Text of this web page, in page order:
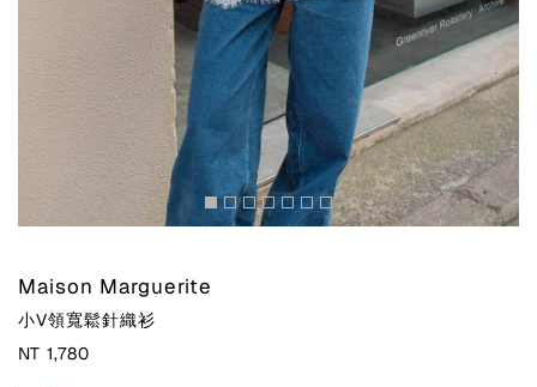
Maison Marguerite
小V領寬鬆針織衫
NT 1,780